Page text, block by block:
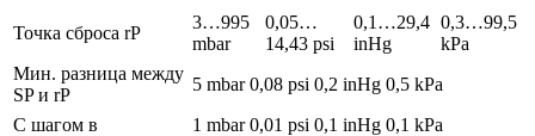
Точка сброса rP
3…995
mbar
0,05…
14,43 psi
0,1…29,4
inHg
0,3…99,5
kPa
Мин. разница между
SP и rP
5 mbar 0,08 psi 0,2 inHg 0,5 kPa
С шагом в
1 mbar 0,01 psi 0,1 inHg 0,1 kPa